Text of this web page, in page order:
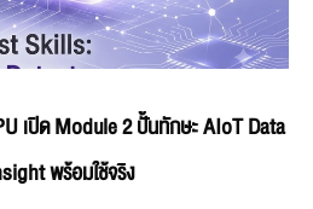
เปิด Module 2 ปั้นทักษะ AIoT Data
พร้อมใช้จริง